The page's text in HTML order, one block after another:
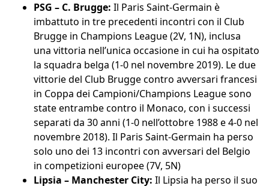
PSG – C. Brugge: Il Paris Saint-Germain è
imbattuto in tre precedenti incontri con il Club
Brugge in Champions League (2V, 1N), inclusa
una vittoria nell’unica occasione in cui ha ospitato
la squadra belga (1-0 nel novembre 2019). Le due
vittorie del Club Brugge contro avversari francesi
in Coppa dei Campioni/Champions League sono
state entrambe contro il Monaco, con i successi
separati da 30 anni (1-0 nell’ottobre 1988 e 4-0 nel
novembre 2018). Il Paris Saint-Germain ha perso
solo uno dei 13 incontri con avversari del Belgio
in competizioni europee (7V, 5N)
Lipsia – Manchester City: Il Lipsia ha perso il suo